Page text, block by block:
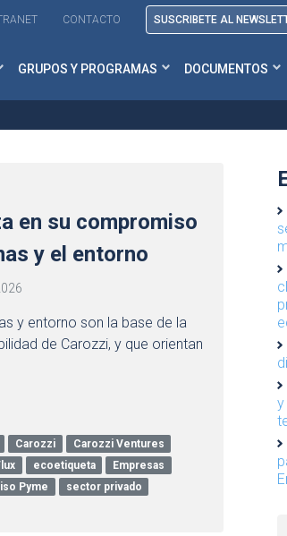
CONTACTO SUSCRIBETE AL
GRUPOS Y PROGRAMAS DOCUMENTOS
en su compromiso
y el entorno
y entorno son la base de la
de Carozzi, y que orientan
Carozzi
Carozzi Ventures
ecoetiqueta
Empresas
Pyme
sector privado